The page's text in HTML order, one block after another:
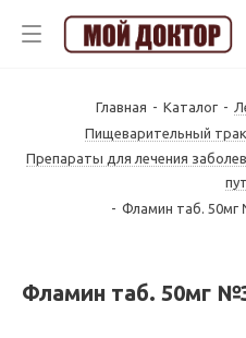
Главная - Каталог -
Пищеварительный
Препараты для лечения
- Фламин таб.
Фламин таб. 50мг